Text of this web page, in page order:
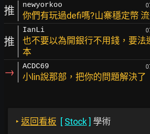
推 newyorkoo
你們有玩過defi嗎?山寨穩定幣
推
IanLi
也不要以為開銀行不用錢，要法
本
→ ACDC69
小lin說那部，把你的問題解決了
‣ 返回看板 [Stock] 學術